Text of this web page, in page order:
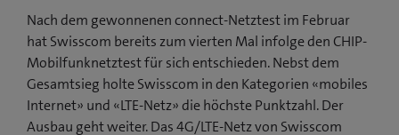
Nach dem gewonnenen connect-Netztest im Februar
hat Swisscom bereits zum vierten Mal infolge den CHIP-
Mobilfunknetztest für sich entschieden. Nebst dem
Gesamtsieg holte Swisscom in den Kategorien «mobiles
Internet» und «LTE-Netz» die höchste Punktzahl. Der
Ausbau geht weiter. Das 4G/LTE-Netz von Swisscom